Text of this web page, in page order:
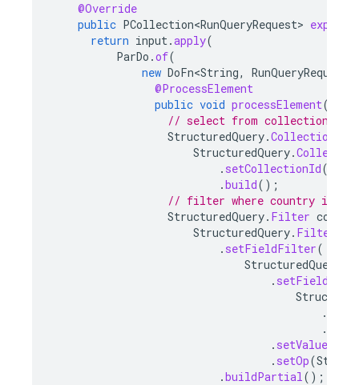
@Override
public PCollection<RunQueryRequest> expand
return input.apply(
ParDo .of(
new DoFn<String, RunQueryRequest
@ProcessElement
public void processElement(
// select from collection
StructuredQuery.
StructuredQuery.
. setCollectionId(
.build();
// filter where country is
StructuredQuery. Filter
StructuredQuery. Filter
. setFieldFilter(
StructuredQuery
. setField
.
.
. setValue
. setOp(
.buildPartial();